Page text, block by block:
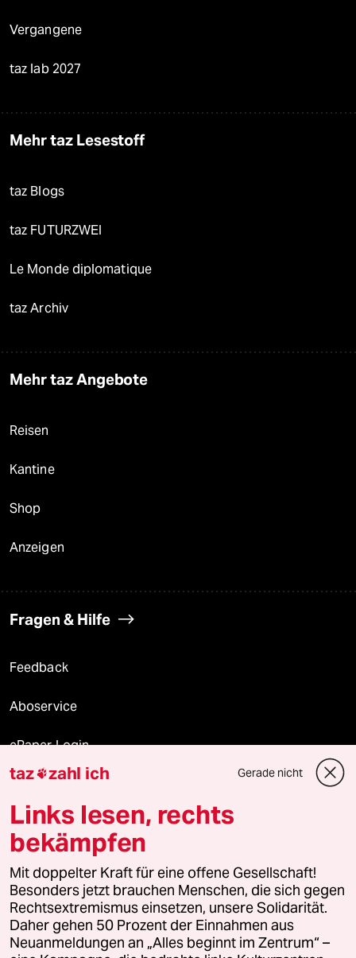
Vergangene
taz lab 2027
Mehr taz Lesestoff
taz Blogs
taz FUTURZWEI
Le Monde diplomatique
taz Archiv
Mehr taz Angebote
Reisen
Kantine
Shop
Anzeigen
Fragen & Hilfe
Feedback
Aboservice
ePaper Login
Downloads für Abonnierende
© 2026 taz Verlags und Vertriebs GmbH
Alle Rechte vorbehalten. Bei rechtlichen Fragen oder für Genehmigungen
wenden Sie sich bitte an lizenzen@taz.de
Feedback Redaktionsstatut Kommune-Richtlinien
taz zahl ich Gerade nicht
Links lesen, rechts
bekämpfen
Mit doppelter Kraft für eine offene Gesellschaft!
Besonders jetzt brauchen Menschen, die sich gegen
Rechtsextremismus einsetzen, unsere Solidarität.
Daher gehen 50 Prozent der Einnahmen aus
Neuanmeldungen an „Alles beginnt im Zentrum“ –